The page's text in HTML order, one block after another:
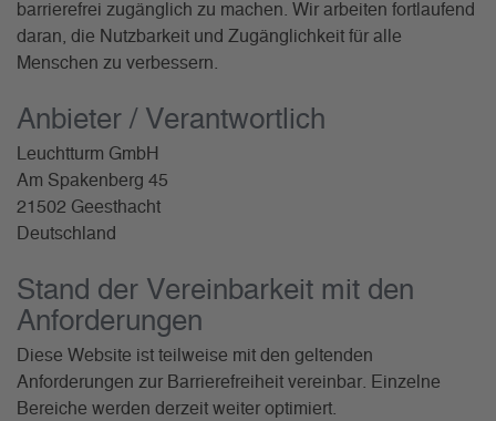
barrierefrei zugänglich zu machen. Wir arbeiten fortlaufend
daran, die Nutzbarkeit und Zugänglichkeit für alle
Menschen zu verbessern.
Anbieter / Verantwortlich
Leuchtturm GmbH
Am Spakenberg 45
21502 Geesthacht
Deutschland
Stand der Vereinbarkeit mit den
Anforderungen
Diese Website ist teilweise mit den geltenden
Anforderungen zur Barrierefreiheit vereinbar. Einzelne
Bereiche werden derzeit weiter optimiert.